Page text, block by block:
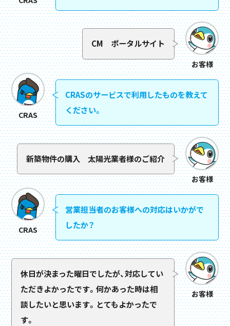
お客様
CM ポータルサイト
CRAS
CRASのサービスで利用したものを教えて
ください。
お客様
新築物件の購入 太陽光業者様のご紹介
CRAS
営業担当者のお客様への対応はいかがで
したか？
お客様
休日が決まった曜日でしたが、対応してい
ただきよかったです。何かあった時は相
談したいと思います。とてもよかったで
す。